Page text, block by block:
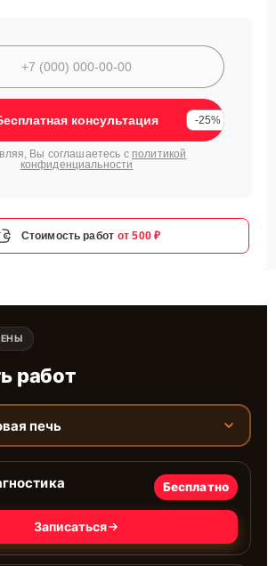
консультация -25%
Вы соглашаетесь с политикой
конфиденциальности
Стоимость работ от 500 ₽
работ
печь
Бесплатно
Записаться